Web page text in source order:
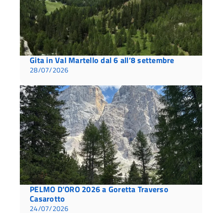
Gita in Val Martello dal 6 all’8 settembre
28/07/2026
PELMO D’ORO 2026 a Goretta Traverso
Casarotto
24/07/2026